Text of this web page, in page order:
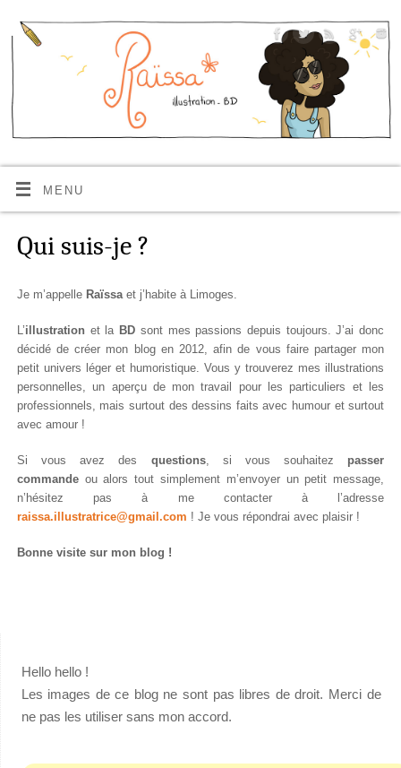
MENU
Qui suis-je ?
Je m’appelle Raïssa et j’habite à Limoges.
L’illustration et la BD sont mes passions depuis toujours. J’ai donc
décidé de créer mon blog en 2012, afin de vous faire partager mon
petit univers léger et humoristique. Vous y trouverez mes illustrations
personnelles, un aperçu de mon travail pour les particuliers et les
professionnels, mais surtout des dessins faits avec humour et surtout
avec amour !
Si vous avez des questions, si vous souhaitez passer
commandeou alors tout simplement m’envoyer un petit message,
n’hésitez pas à me contacter à l’adresse
raissa.illustratrice@gmail.com ! Je vous répondrai avec plaisir !
Bonne visite sur mon blog !
Hello hello !
Les images de ce blog ne sont pas libres de droit. Merci de
ne pas les utiliser sans mon accord.